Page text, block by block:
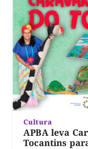
Cultura
APBA leva
Tocantins